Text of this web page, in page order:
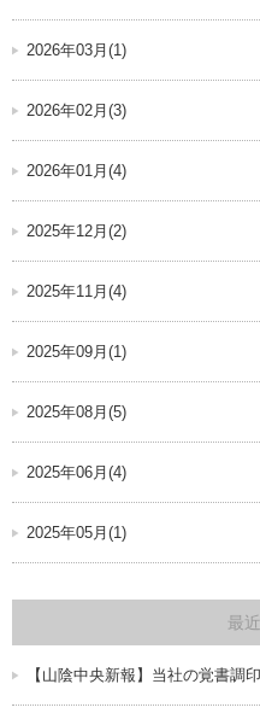
2026年03月(1)
2026年02月(3)
2026年01月(4)
2025年12月(2)
2025年11月(4)
2025年09月(1)
2025年08月(5)
2025年06月(4)
2025年05月(1)
最
【山陰中央新報】当社の覚書調